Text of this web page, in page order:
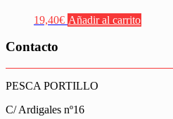
19,40€ Añadir al carrito
Contacto
PESCA PORTILLO
C/ Ardigales nº16